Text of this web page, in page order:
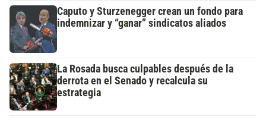
Caputo y Sturzenegger crean un fondo para
indemnizar y “ganar” sindicatos aliados
La Rosada busca culpables después de la
derrota en el Senado y recalcula su
estrategia